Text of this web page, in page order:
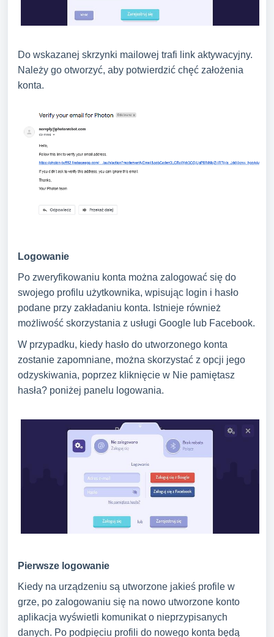
Do wskazanej skrzynki mailowej trafi link aktywacyjny.
Należy go otworzyć, aby potwierdzić chęć założenia
konta.
Logowanie
Po zweryfikowaniu konta można zalogować się do
swojego profilu użytkownika, wpisując login i hasło
podane przy zakładaniu konta. Istnieje również
możliwość skorzystania z usługi Google lub Facebook.
W przypadku, kiedy hasło do utworzonego konta
zostanie zapomniane, można skorzystać z opcji jego
odzyskiwania, poprzez kliknięcie w Nie pamiętasz
hasła? poniżej panelu logowania.
Pierwsze logowanie
Kiedy na urządzeniu są utworzone jakieś profile w
grze, po zalogowaniu się na nowo utworzone konto
aplikacja wyświetli komunikat o nieprzypisanych
danych. Po podpięciu profili do nowego konta będą